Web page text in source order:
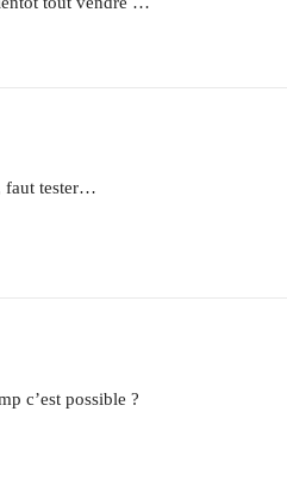
faut tester…
c’est possible ?